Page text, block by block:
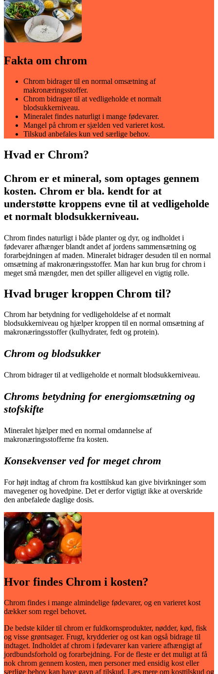
Fakta om chrom
Chrom bidrager til en normal omsætning af
makronæringsstoffer.
Chrom bidrager til at vedligeholde et normalt
blodsukkerniveau.
Mineralet findes naturligt i mange fødevarer.
Mangel på chrom er sjælden ved varieret kost.
Tilskud anbefales kun ved særlige behov.
Hvad er Chrom?
Chrom er et mineral, som optages gennem
kosten. Chrom er bla. kendt for at
understøtte kroppens evne til at vedligeholde
et normalt blodsukkerniveau.
Chrom findes naturligt i både planter og dyr, og indholdet i
fødevarer afhænger blandt andet af jordens sammensætning og
forarbejdningen af maden. Mineralet bidrager desuden til en normal
omsætning af makronæringsstoffer. Man har kun brug for chrom i
meget små mængder, men det spiller alligevel en vigtig rolle.
Hvad bruger kroppen Chrom til?
Chrom har betydning for vedligeholdelse af et normalt
blodsukkerniveau og hjælper kroppen til en normal omsætning af
makronæringsstoffer (kulhydrater, fedt og protein).
Chrom og blodsukker
Chrom bidrager til at vedligeholde et normalt blodsukkerniveau.
Chroms betydning for energiomsætning og
stofskifte
Mineralet hjælper med en normal omdannelse af
makronæringsstofferne fra kosten.
Konsekvenser ved for meget chrom
For højt indtag af chrom fra kosttilskud kan give bivirkninger som
mavegener og hovedpine. Det er derfor vigtigt ikke at overskride
den anbefalede daglige dosis.
Hvor fin­des Chrom i kosten?
Chrom findes i mange almindelige fødevarer, og en varieret kost
dækker som regel behovet.
De bedste kilder til chrom er fuldkornsprodukter, nødder, kød, fisk
og visse grøntsager. Frugt, krydderier og ost kan også bidrage til
indtaget. Indholdet af chrom i fødevarer kan variere afhængigt af
jordbundsforhold og forarbejdning. For de fleste er det muligt at få
nok chrom gennem kosten, men personer med ensidig kost eller
særlige behov kan have gavn af tilskud. Læs mere om kosttilskud og